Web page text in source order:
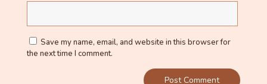
Save my name, email, and website in this browser for
the next time I comment.